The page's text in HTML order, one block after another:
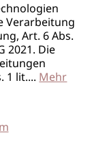
Verarbeitung
Art. 6 Abs.
2021. Die
1 lit....Mehr